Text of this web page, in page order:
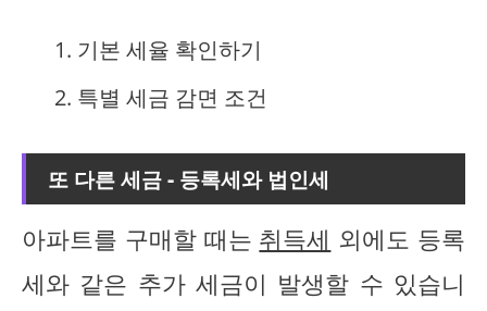
기본 세율 확인하기
특별 세금 감면 조건
또 다른 세금 - 등록세와 법인세
아파트를 구매할 때는 취득세 외에도 등록
세와 같은 추가 세금이 발생할 수 있습니